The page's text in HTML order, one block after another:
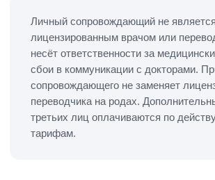
Личный сопровождающий не является
лицензированным врачом или
несёт ответственности за
сбои в коммуникации с докторами.
сопровождающего не заменяет
переводчика на родах.
третьих лиц оплачиваются по
тарифам.